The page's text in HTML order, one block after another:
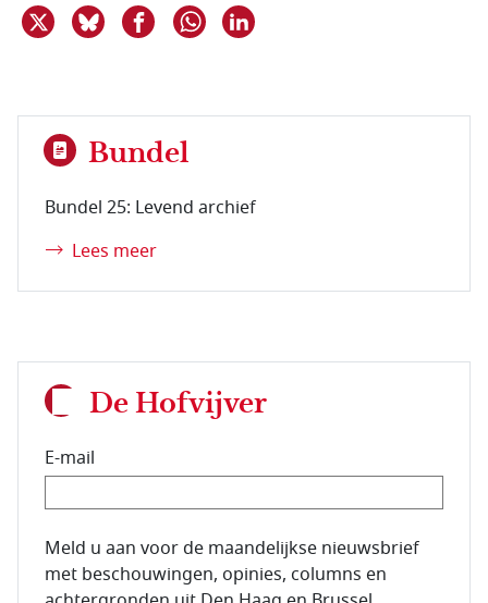
Deel dit item op X
Deel dit item op Bluesky
Deel dit item op Facebook
Delen via WhatsApp
Bundel
Bundel 25: Levend archief
Lees meer
De Hofvijver
E-mail
E-mailadres van de abonnee.
Meld u aan voor de maandelijkse nieuwsbrief
met beschouwingen, opinies, columns en